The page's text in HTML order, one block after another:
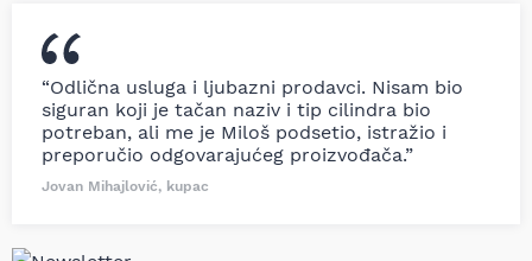
“Odlična usluga i ljubazni prodavci. Nisam bio
siguran koji je tačan naziv i tip cilindra bio
potreban, ali me je Miloš podsetio, istražio i
preporučio odgovarajućeg proizvođača.”
Jovan Mihajlović, kupac